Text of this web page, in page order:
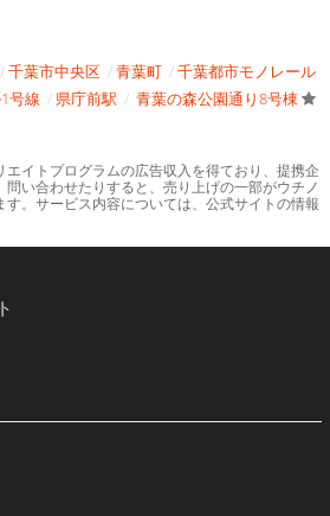
千葉市中央区 青葉町
千葉都市モノレール
号線
県庁前駅 青葉の森公園通り8号棟
エイトプログラムの広告収入を得ており、提携企
い合わせたりすると、売り上げの一部がウチノ
す。サービス内容については、公式サイトの情報